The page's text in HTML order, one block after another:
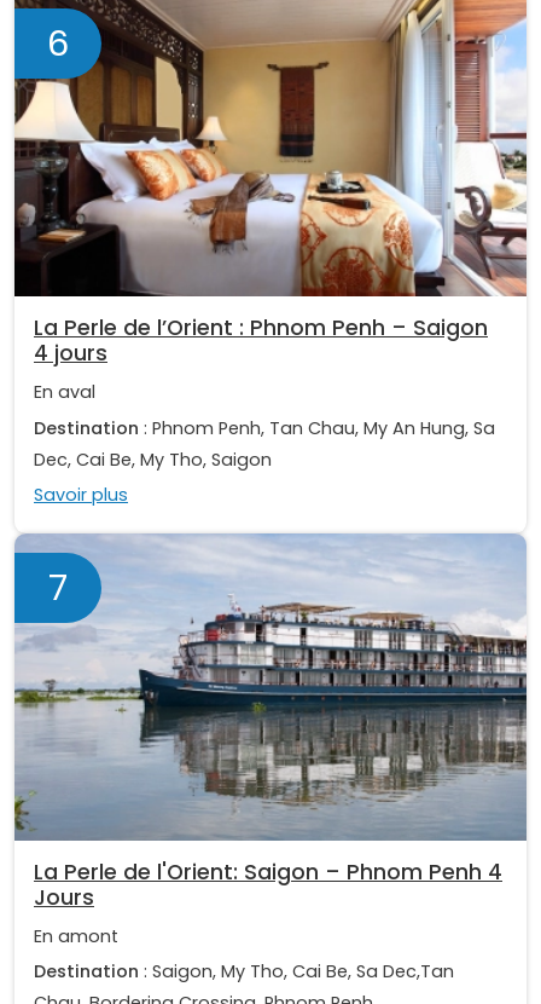
6
La Perle de l’Orient : Phnom Penh – Saigon
4 jours
En aval
Destination : Phnom Penh, Tan Chau, My An Hung, Sa
Dec, Cai Be, My Tho, Saigon
Savoir plus
7
La Perle de l'Orient: Saigon – Phnom Penh 4
Jours
En amont
Destination : Saigon, My Tho, Cai Be, Sa Dec,Tan